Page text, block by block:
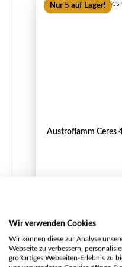
Nur 5 auf Lager!
Austroflamm Ceres
Sofort
Wir verwenden Cookies
Wir können diese zur Analyse
Webseite zu verbessern,
großartiges Webseiten-Erlebnis zu